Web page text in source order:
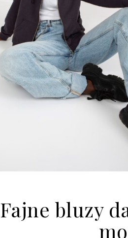
Fajne bluzy